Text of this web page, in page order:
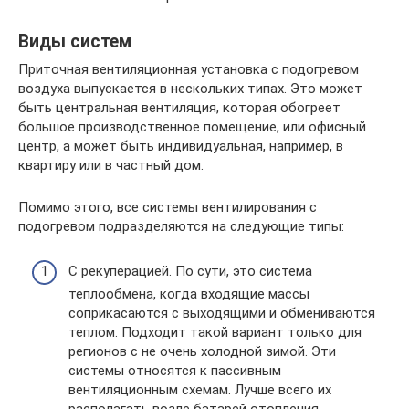
Виды систем
Приточная вентиляционная установка с подогревом
воздуха выпускается в нескольких типах. Это может
быть центральная вентиляция, которая обогреет
большое производственное помещение, или офисный
центр, а может быть индивидуальная, например, в
квартиру или в частный дом.
Помимо этого, все системы вентилирования с
подогревом подразделяются на следующие типы:
С рекуперацией. По сути, это система
теплообмена, когда входящие массы
соприкасаются с выходящими и обмениваются
теплом. Подходит такой вариант только для
регионов с не очень холодной зимой. Эти
системы относятся к пассивным
вентиляционным схемам. Лучше всего их